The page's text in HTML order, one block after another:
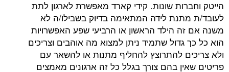
שונות. קידי קארד מאפשרת לארגון לתת
לידה המתאימה בדיוק בשבילו/ה לא
הילד הראשון או הרביעי שפע האפשרויות
שתמיד ניתן למצוא מה אוהבים וצריכים
להתרוצץ להחליף מתנות או להשאר עם
בהם צורך בגלל כל זה ארגונים מאמצים